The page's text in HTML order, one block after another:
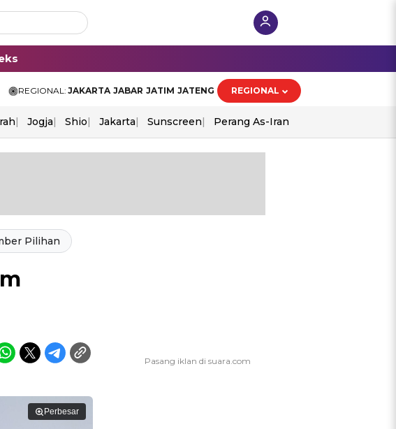
REGIONAL: JAKARTA JABAR JATIM JATENG REGIONAL
Jogja Shio Jakarta Sunscreen Perang As-Iran
Pilihan
Perbesar